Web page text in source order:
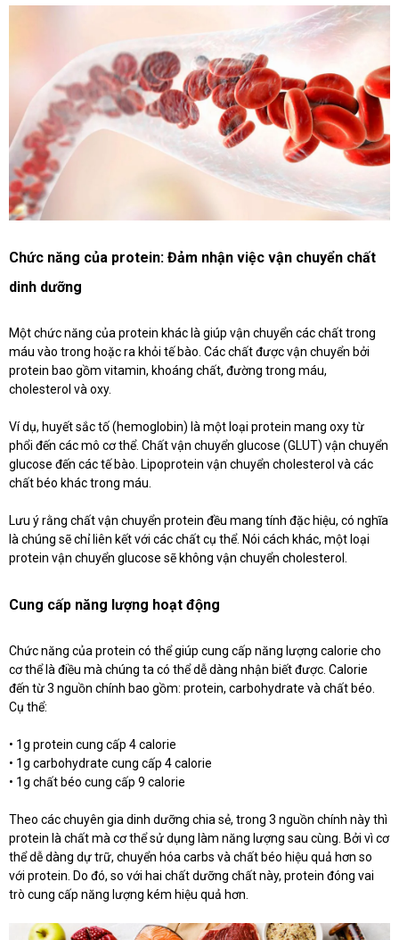
Chức năng của protein: Đảm nhận việc vận chuyển chất
dinh dưỡng
Một chức năng của protein khác là giúp vận chuyển các chất trong
máu vào trong hoặc ra khỏi tế bào. Các chất được vận chuyển bởi
protein bao gồm vitamin, khoáng chất, đường trong máu,
cholesterol và oxy.
Ví dụ, huyết sắc tố (hemoglobin) là một loại protein mang oxy từ
phổi đến các mô cơ thể. Chất vận chuyển glucose (GLUT) vận chuyển
glucose đến các tế bào. Lipoprotein vận chuyển cholesterol và các
chất béo khác trong máu.
Lưu ý rằng chất vận chuyển protein đều mang tính đặc hiệu, có nghĩa
là chúng sẽ chỉ liên kết với các chất cụ thể. Nói cách khác, một loại
protein vận chuyển glucose sẽ không vận chuyển cholesterol.
Cung cấp năng lượng hoạt động
Chức năng của protein có thể giúp cung cấp năng lượng calorie cho
cơ thể là điều mà chúng ta có thể dễ dàng nhận biết được. Calorie
đến từ 3 nguồn chính bao gồm: protein, carbohydrate và chất béo.
Cụ thể:
• 1g protein cung cấp 4 calorie
• 1g carbohydrate cung cấp 4 calorie
• 1g chất béo cung cấp 9 calorie
Theo các chuyên gia dinh dưỡng chia sẻ, trong 3 nguồn chính này thì
protein là chất mà cơ thể sử dụng làm năng lượng sau cùng. Bởi vì cơ
thể dễ dàng dự trữ, chuyển hóa carbs và chất béo hiệu quả hơn so
với protein. Do đó, so với hai chất dưỡng chất này, protein đóng vai
trò cung cấp năng lượng kém hiệu quả hơn.